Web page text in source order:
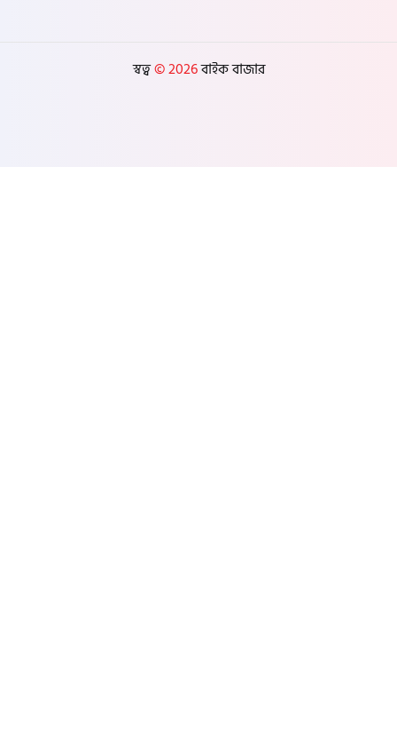
স্বত্ব© 2026বাইক বাজার